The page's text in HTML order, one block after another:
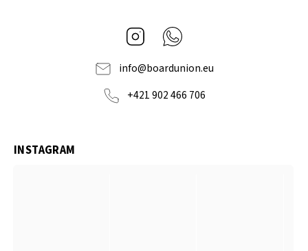
Instagram
info@boardunion.eu
+421 902 466 706
INSTAGRAM